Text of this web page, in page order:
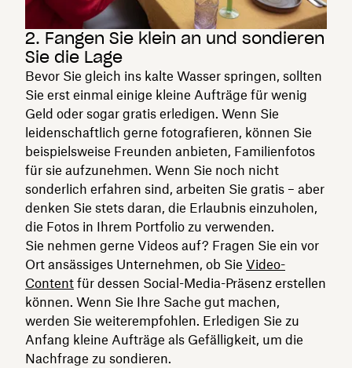
2. Fangen Sie klein an und sondieren
Sie die Lage
Bevor Sie gleich ins kalte Wasser springen, sollten
Sie erst einmal einige kleine Aufträge für wenig
Geld oder sogar gratis erledigen. Wenn Sie
leidenschaftlich gerne fotografieren, können Sie
beispielsweise Freunden anbieten, Familienfotos
für sie aufzunehmen. Wenn Sie noch nicht
sonderlich erfahren sind, arbeiten Sie gratis – aber
denken Sie stets daran, die Erlaubnis einzuholen,
die Fotos in Ihrem Portfolio zu verwenden.
Sie nehmen gerne Videos auf? Fragen Sie ein vor
Ort ansässiges Unternehmen, ob Sie Video-
Content für dessen Social-Media-Präsenz erstellen
können. Wenn Sie Ihre Sache gut machen,
werden Sie weiterempfohlen. Erledigen Sie zu
Anfang kleine Aufträge als Gefälligkeit, um die
Nachfrage zu sondieren.